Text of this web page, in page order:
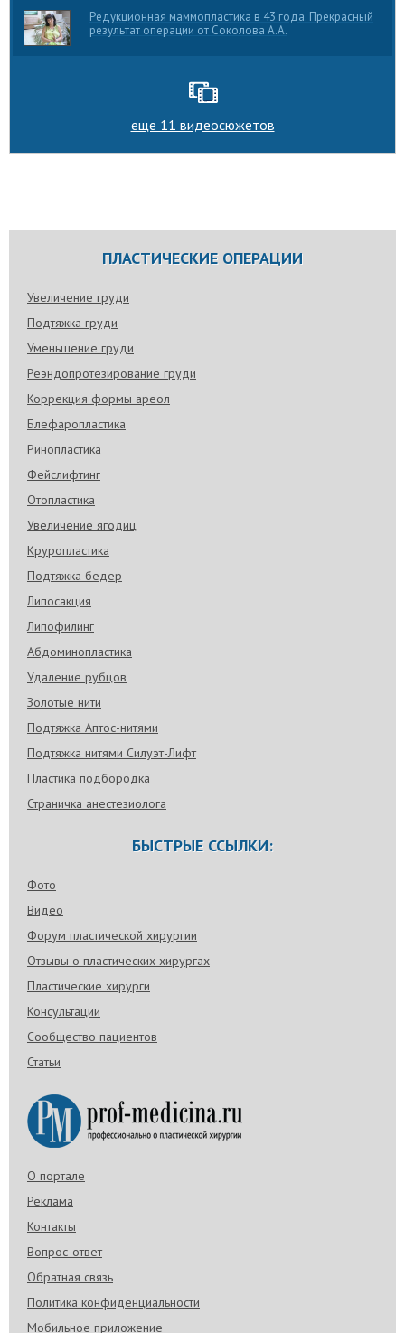
Редукционная маммопластика в 43 года. Прекрасный
результат операции от Соколова А.А.
еще 11 видеосюжетов
ПЛАСТИЧЕСКИЕ ОПЕРАЦИИ
Увеличение груди
Подтяжка груди
Уменьшение груди
Реэндопротезирование груди
Коррекция формы ареол
Блефаропластика
Ринопластика
Фейслифтинг
Отопластика
Увеличение ягодиц
Круропластика
Подтяжка бедер
Липосакция
Липофилинг
Абдоминопластика
Удаление рубцов
Золотые нити
Подтяжка Аптос-нитями
Подтяжка нитями Силуэт-Лифт
Пластика подбородка
Страничка анестезиолога
БЫСТРЫЕ ССЫЛКИ:
Фото
Видео
Форум пластической хирургии
Отзывы о пластических хирургах
Пластические хирурги
Консультации
Сообщество пациентов
Статьи
О портале
Реклама
Контакты
Вопрос-ответ
Обратная связь
Политика конфиденциальности
Мобильное приложение